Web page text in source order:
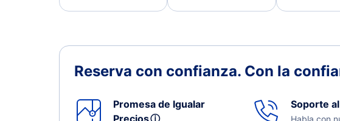
Reserva con confianza. Con la
Promesa de Igualar
Preciosⓘ
Soporte
Habla con